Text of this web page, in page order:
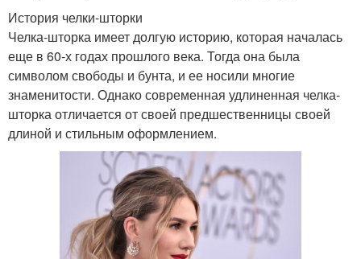
История челки-шторки
Челка-шторка имеет долгую историю, которая началась
еще в 60-х годах прошлого века. Тогда она была
символом свободы и бунта, и ее носили многие
знаменитости. Однако современная удлиненная челка-
шторка отличается от своей предшественницы своей
длиной и стильным оформлением.